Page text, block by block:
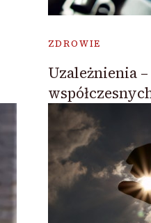
ZDROWIE
Uzależnienia